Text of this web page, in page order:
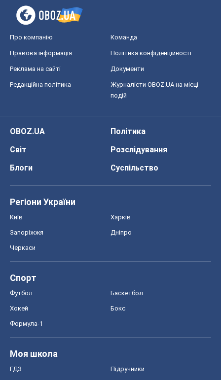
Про компанію Команда
Правова інформація Політика конфіденційності
Реклама на сайті Документи
Редакційна політика
Журналісти OBOZ.UA на місці
подій
OBOZ.UA
Політика
Світ
Розслідування
Блоги
Суспільство
Регіони України
Київ Харків
Запоріжжя Дніпро
Черкаси
Спорт
Футбол Баскетбол
Хокей Бокс
Формула-1
Моя школа
ГДЗ Підручники